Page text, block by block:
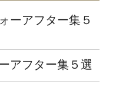
ーアフター集５
アフター集５選